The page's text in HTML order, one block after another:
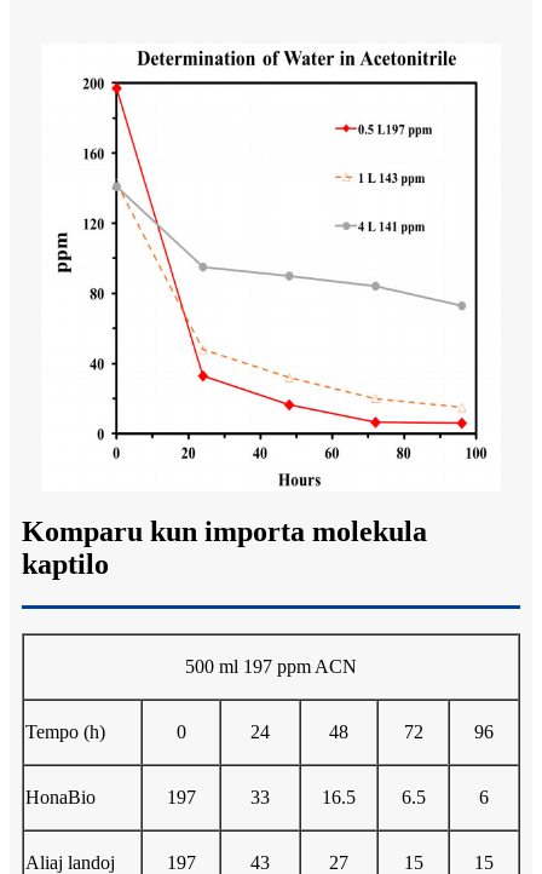
Komparu kun importa molekula
kaptilo
500 ml 197 ppm ACN
Tempo (h) 0 24 48 72 96
HonaBio 197 33 16.5 6.5 6
Aliaj landoj 197 43 27 15 15